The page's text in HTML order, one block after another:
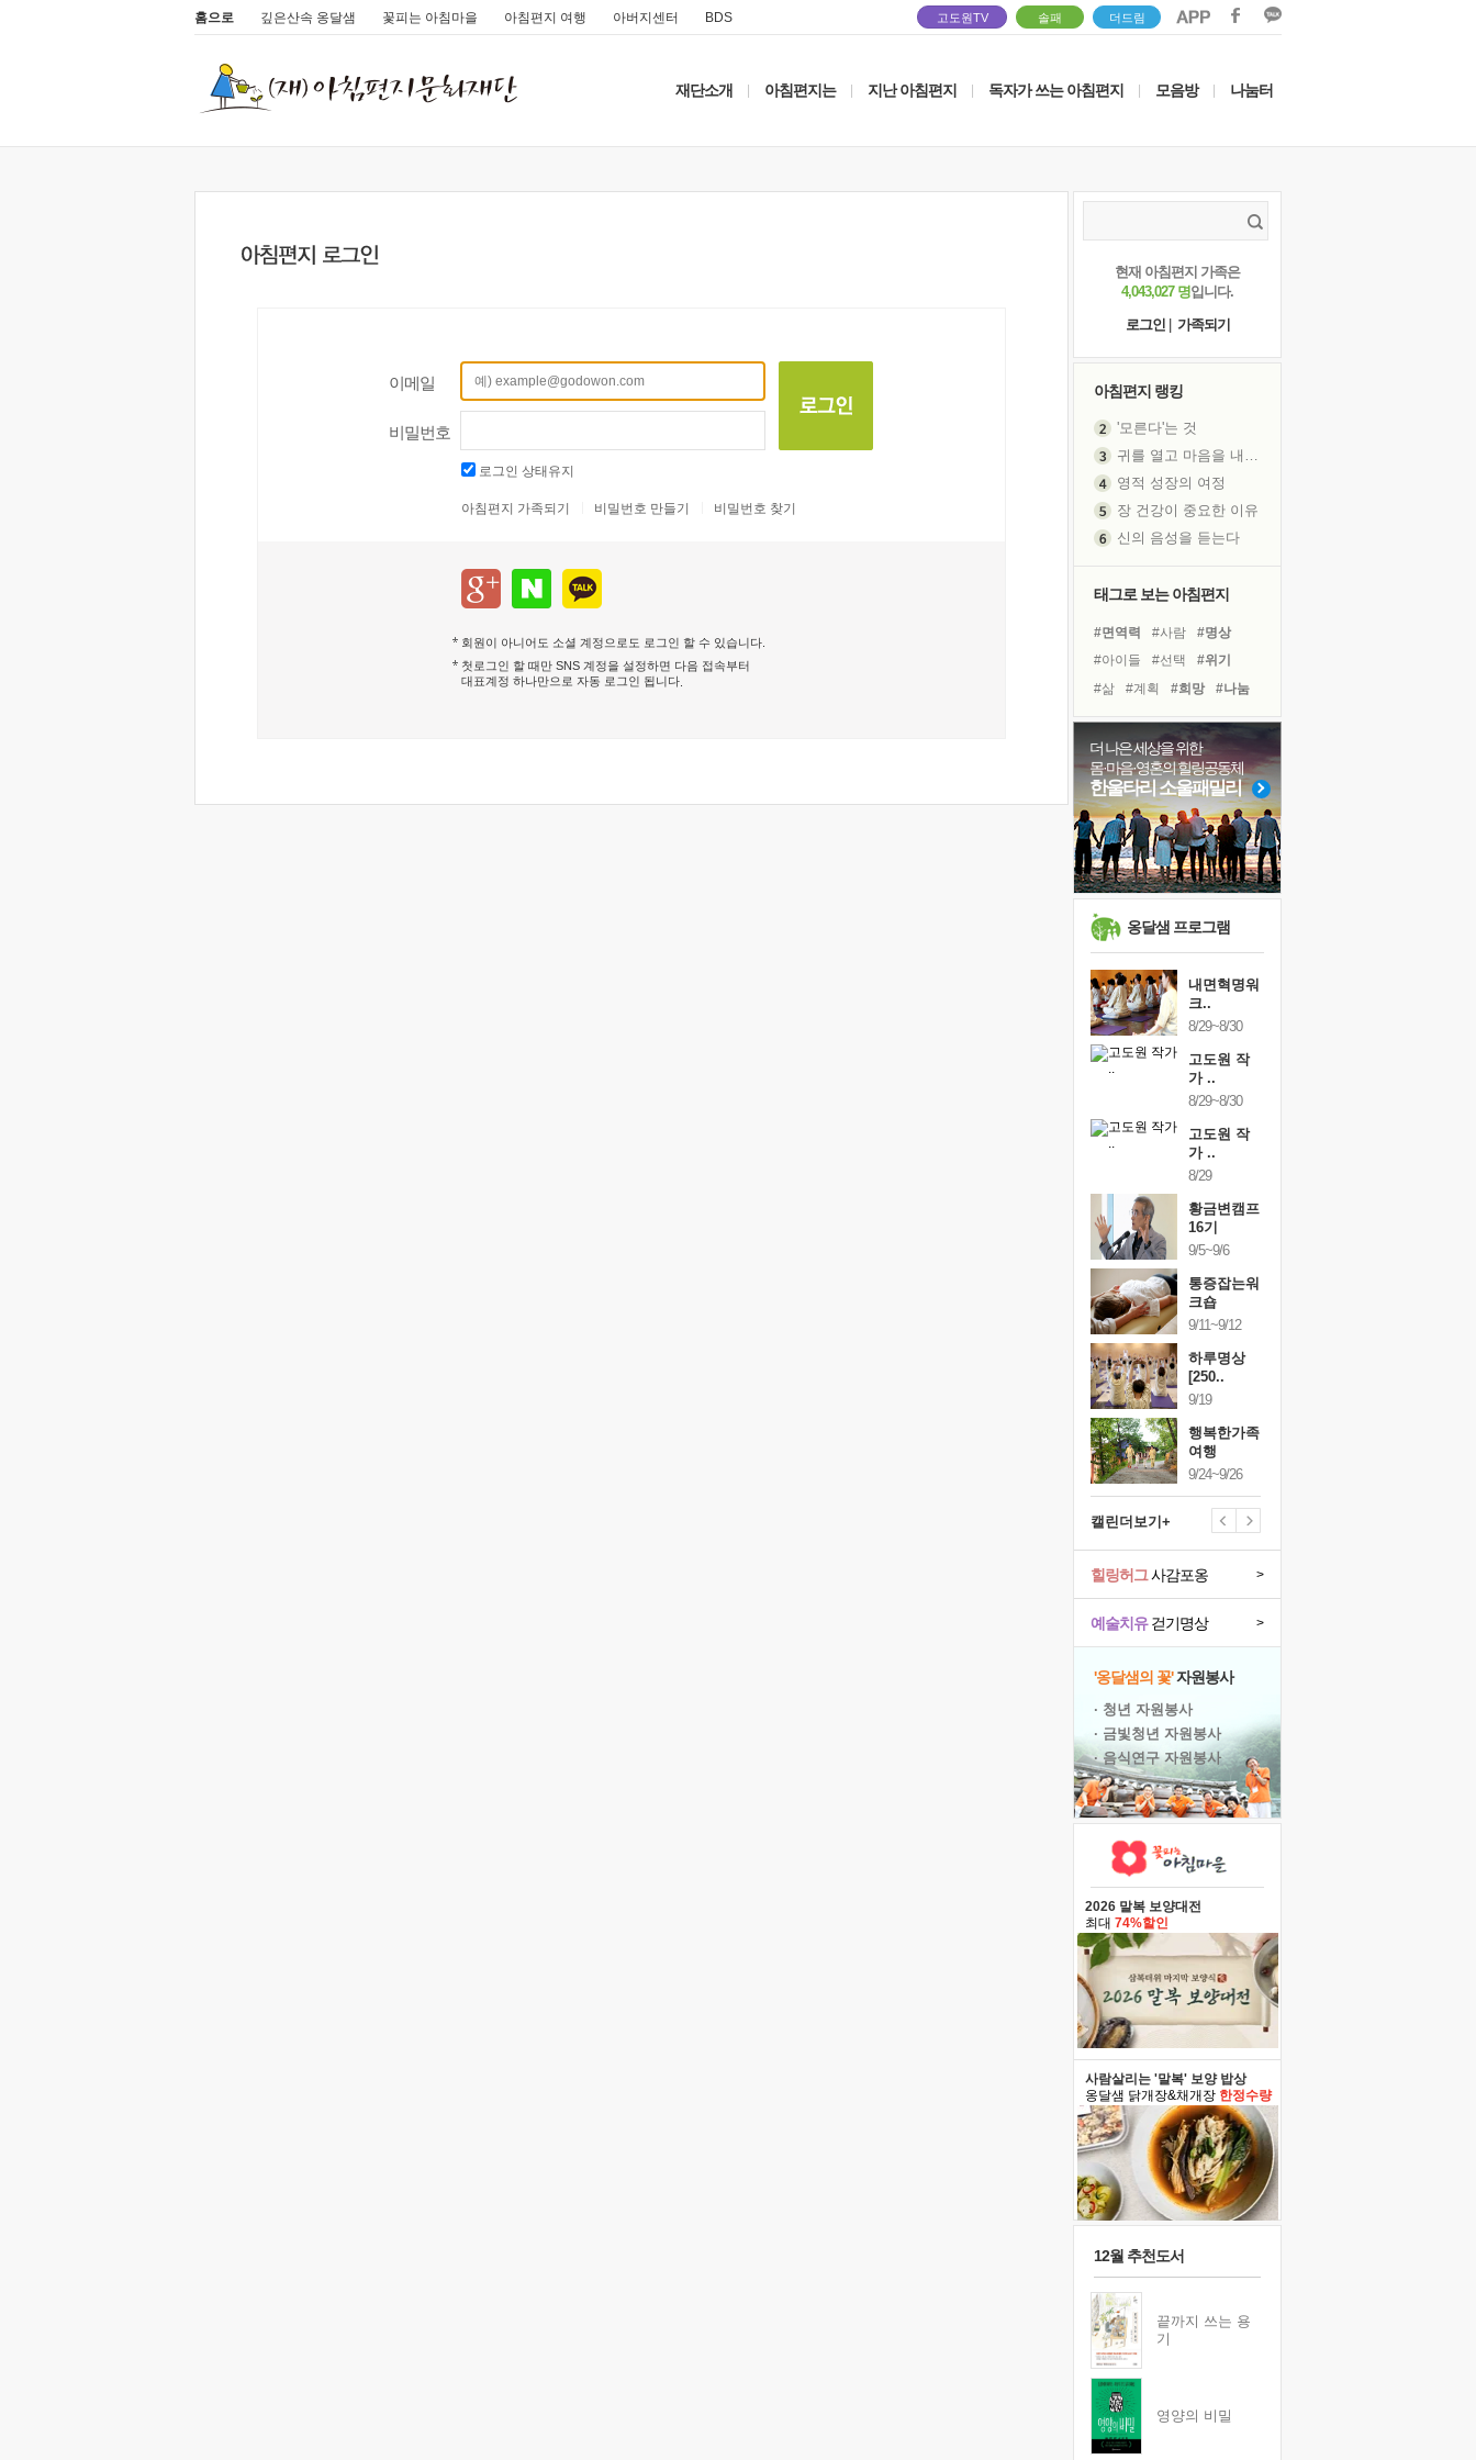
홈으로 깊은산속 옹달샘 꽃피는 아침마을 아침편지 여행 아버지센터 BDS 고도원TV 솔패 더드림
재단소개 아침편지는 지난 아침편지 독자가 쓰는 아침편지 모음방 나눔터
이메일
비밀번호
로그인 상태유지
아침편지 가족되기 비밀번호 만들기 비밀번호 찾기
회원이 아니어도 소셜 계정으로도 로그인 할 수 있습니다.
첫로그인 할 때만 SNS 계정을 설정하면 다음 접속부터
대표계정 하나만으로 자동 로그인 됩니다
현재 아침편지 가족은
4,043,027 명입니다.
로그인
가족되기
아침편지 랭킹
'모른다'는 것
영적 성장의 여정
장 건강이 중요한 이유
신의 음성을 듣는다
극과 극의 양 끝단
'말 타는 법'을 먼저
졸업식 사진을 보며
극심한 변비, 어깨결림, 수면 장애
아픈 아버지를 위한 공간 설계
슬럼프
보고 싶은 어머니
유년 시절의 부산 영도 바다
못된 꼰대들
'모른다'는 것
태그로 보는 아침편지
#면역력 #사람
#명상
#아이들
#선택
#위기
#삶
#계획 #희망
#나눔
#비전캠프
#독서캠프
#다짐
#유튜브
#건강
#링컨학교
#리더
#경험
#극복
#힐링 #독서
더 나은 세상을 위한
몸·마음·영혼의 힐링공동체
한울타리 소울패밀리
옹달샘 프로그램
내면혁명워
크..
8/29~8/30
고도원 작
가 ..
8/29~8/30
고도원 작
가 ..
8/29
황금변캠프
16기
9/5~9/6
통증잡는워
크숍
9/11~9/12
하루명상
[250..
9/19
행복한가족
여행
9/24~9/26
캘린더보기+
예술치유걷기명상 >
힐링허그사감포옹 >
'옹달샘의 꽃'자원봉사
· 청년 자원봉사
· 금빛청년 자원봉사
· 음식연구 자원봉사
2026 말복 보양대전
최대 74%할인
사람살리는 '말복' 보양 밥상
옹달샘 닭개장&채개장 한정수량
12월 추천도서
끝까지 쓰는 용
기
영양의 비밀